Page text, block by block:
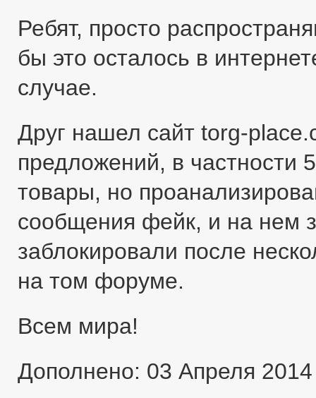
Ребят, просто
бы это осталось в
случае.
Друг нашел сайт torg-
предложений, в частности
товары, но
сообщения фейк, и на нем
заблокировали после
на том форуме.
Всем мира!
Дополнено: 03 Апреля 2014